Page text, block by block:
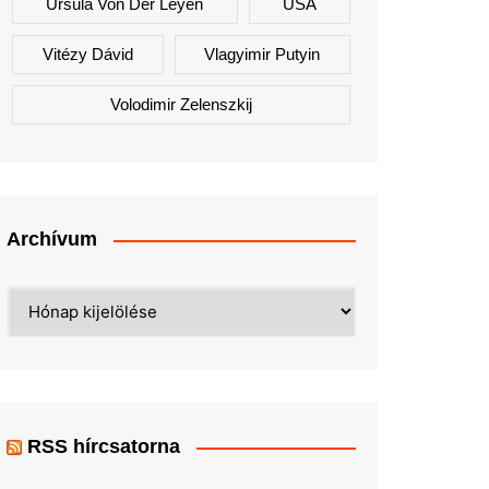
Ursula Von Der Leyen USA
Vitézy Dávid Vlagyimir Putyin
Volodimir Zelenszkij
Archívum
RSS hírcsatorna